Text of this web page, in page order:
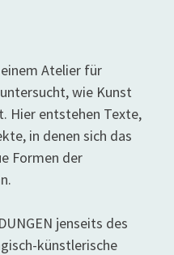
Atelier für
wie Kunst
Hier entstehen Texte,
in denen sich das
Formen der
jenseits des
künstlerische